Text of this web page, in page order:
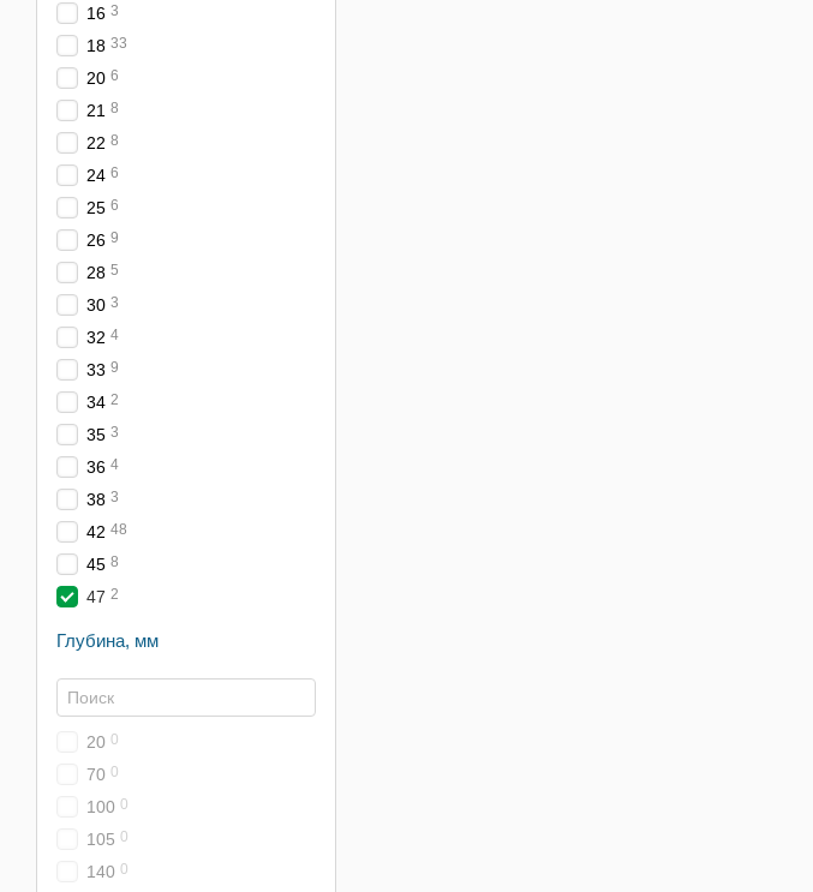
16 3
18 33
20 6
21 8
22 8
24 6
25 6
26 9
28 5
30 3
32 4
33 9
34 2
35 3
36 4
38 3
42 48
45 8
47 2
Глубина, мм
20 0
70 0
100 0
105 0
140 0